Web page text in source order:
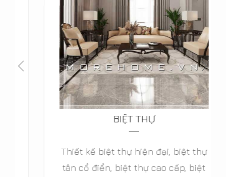
BIỆT THỰ
Thiết kế biệt thự hiện đại, biệt thự
tân cổ điển, biệt thự cao cấp, biệt